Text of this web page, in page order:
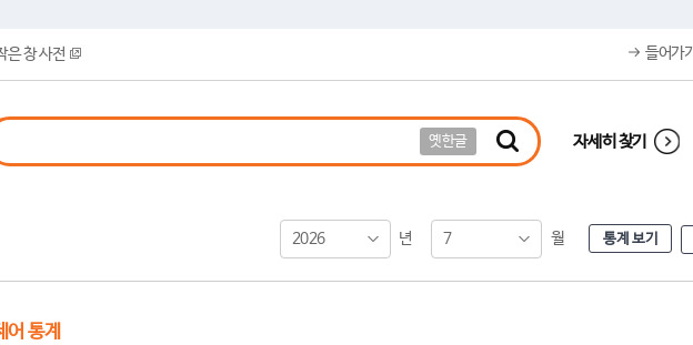
은 창 사전 들어가기
옛한글 자세히 찾기
2026 년 7 월 통계 보기
어 통계